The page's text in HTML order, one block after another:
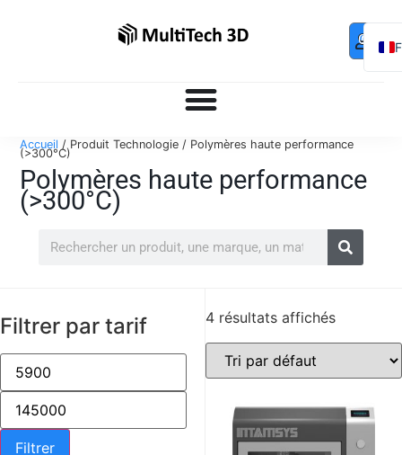
0,00 €
Accueil / Produit Technologie / Polymères haute performance
(>300°C)
Polymères haute performance
(>300°C)
Filtrer par tarif
Filtrer
4 résultats affichés